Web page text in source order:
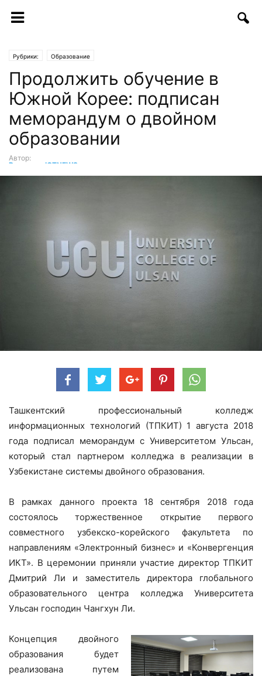
Рубрики: Образование
Продолжить обучение в
Южной Корее: подписан
меморандум о двойном
образовании
Автор:
Редакция ICTNEWS
Ташкентский профессиональный колледж
информационных технологий (ТПКИТ) 1 августа 2018
года подписал меморандум с Университетом Ульсан,
который стал партнером колледжа в реализации в
Узбекистане системы двойного образования.
В рамках данного проекта 18 сентября 2018 года
состоялось торжественное открытие первого
совместного узбекско-корейского факультета по
направлениям «Электронный бизнес» и «Конвергенция
ИКТ». В церемонии приняли участие директор ТПКИТ
Дмитрий Ли и заместитель директора глобального
образовательного центра колледжа Университета
Ульсан господин Чангхун Ли.
Концепция двойного
образования будет
реализована путем